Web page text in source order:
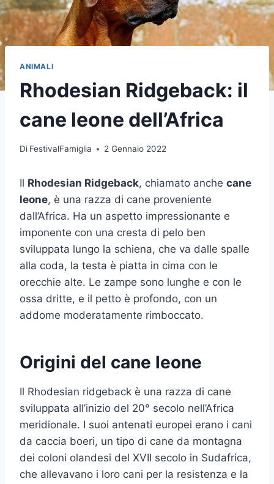
ANIMALI
Rhodesian Ridgeback: il
cane leone dell’Africa
Di FestivalFamiglia 2 Gennaio 2022
Il Rhodesian Ridgeback, chiamato anche cane
leone, è una razza di cane proveniente
dall’Africa. Ha un aspetto impressionante e
imponente con una cresta di pelo ben
sviluppata lungo la schiena, che va dalle spalle
alla coda, la testa è piatta in cima con le
orecchie alte. Le zampe sono lunghe e con le
ossa dritte, e il petto è profondo, con un
addome moderatamente rimboccato.
Origini del cane leone
Il Rhodesian ridgeback è una razza di cane
sviluppata all’inizio del 20° secolo nell’Africa
meridionale. I suoi antenati europei erano i cani
da caccia boeri, un tipo di cane da montagna
dei coloni olandesi del XVII secolo in Sudafrica,
che allevavano i loro cani per la resistenza e la